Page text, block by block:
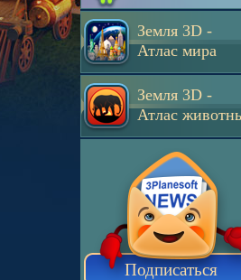
Земля 3D -
Атлас мира
Земля 3D -
Атлас
Подписаться